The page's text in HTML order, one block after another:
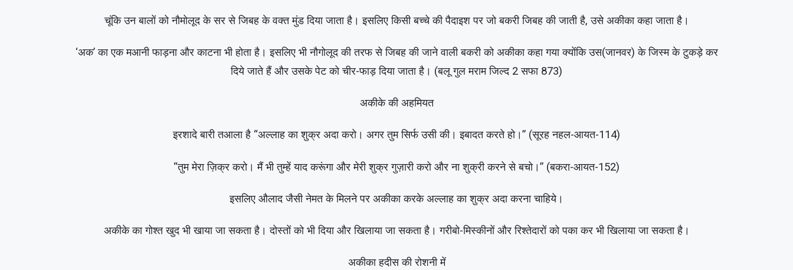
चूंकि उन बालों को नौमोलूद के सर से जिबह के वक्त मुंड दिया जाता है। इसलिए किसी बच्चे की पैदाइश पर जो बकरी जिबह की जाती है, उसे अकीका कहा जाता है।
‘अक’ का एक मआनी फाड़ना और काटना भी होता है। इसलिए भी नौगोलूद की तरफ से जिबह की जाने वाली बकरी को अकीका कहा गया क्योंकि उस(जानवर) के जिस्म के टुकड़े कर
दिये जाते हैं और उसके पेट को चीर-फाड़ दिया जाता है। (बलू गुल मराम जिल्द 2 सफा 873)
अकीके की अहमियत
इरशादे बारी तआला है “अल्लाह का शुक्र अदा करो। अगर तुम सिर्फ उसी की। इबादत करते हो।” (सूरह नहल-आयत-114)
“तुम मेरा ज़िक्र करो। मैं भी तुम्हें याद करूंगा और मेरी शुक्र गुज़ारी करो और ना शुक्री करने से बचो।” (बकरा-आयत-152)
इसलिए औलाद जैसी नेमत के मिलने पर अकीका करके अल्लाह का शुक्र अदा करना चाहिये।
अकीके का गोश्त खुद भी खाया जा सकता है। दोस्तों को भी दिया और खिलाया जा सकता है। गरीबो-मिस्कीनों और रिश्तेदारों को पका कर भी खिलाया जा सकता है।
अकीका हदीस की रोशनी में